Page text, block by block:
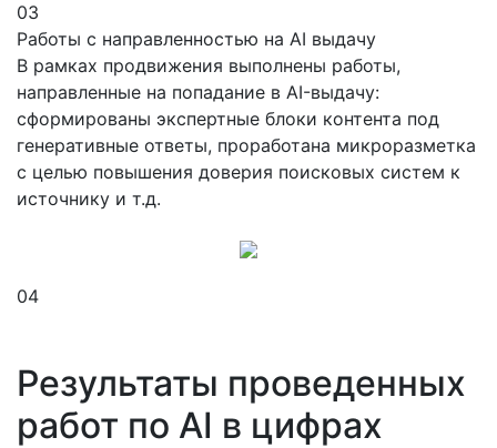
03
Работы с направленностью на AI выдачу
В рамках продвижения выполнены работы,
направленные на попадание в AI-выдачу:
сформированы экспертные блоки контента под
генеративные ответы, проработана микроразметка
с целью повышения доверия поисковых систем к
источнику и т.д.
04
Результаты проведенных
работ по AI в цифрах